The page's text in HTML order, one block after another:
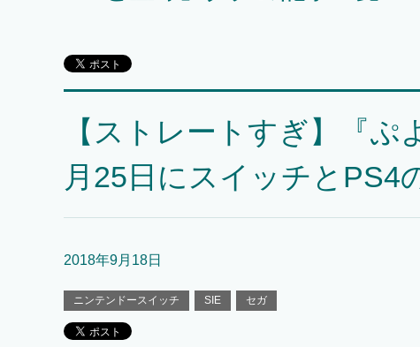
【ストレートすぎ】『
月25日にスイッチとPS4
2018年9月18日
ニンテンドースイッチ SIE セガ